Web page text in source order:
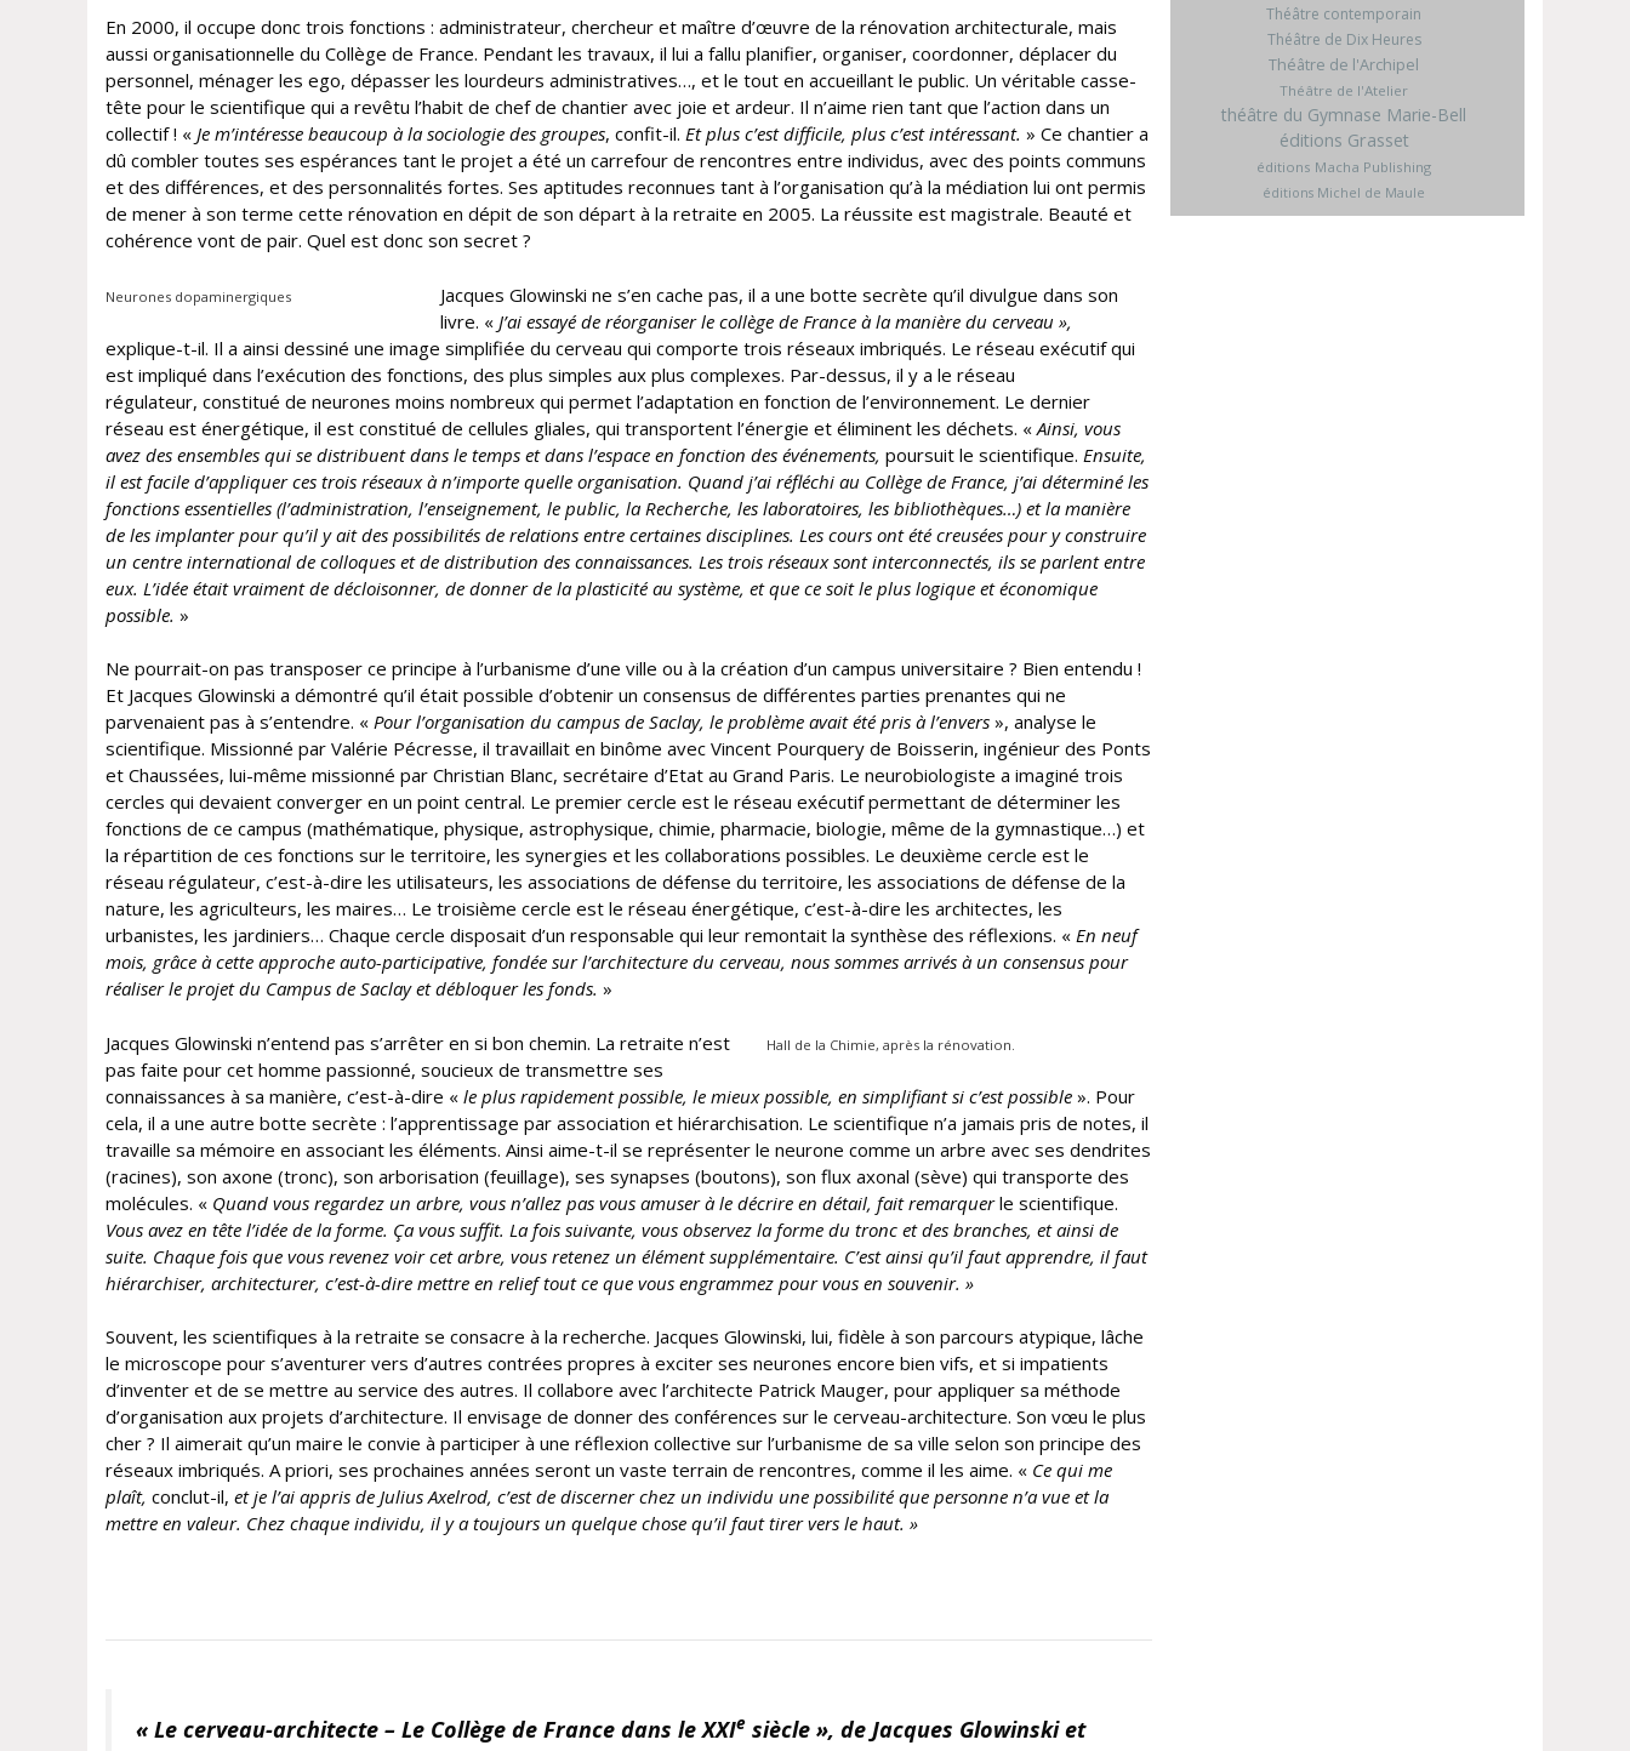
En 2000, il occupe donc trois fonctions : administrateur, chercheur et maître d’œuvre de la rénovation architecturale, mais
aussi organisationnelle du Collège de France. Pendant les travaux, il lui a fallu planifier, organiser, coordonner, déplacer du
personnel, ménager les ego, dépasser les lourdeurs administratives…, et le tout en accueillant le public. Un véritable casse-
tête pour le scientifique qui a revêtu l’habit de chef de chantier avec joie et ardeur. Il n’aime rien tant que l’action dans un
collectif ! « Je m’intéresse beaucoup à la sociologie des groupes, confit-il. Et plus c’est difficile, plus c’est intéressant. » Ce chantier a
dû combler toutes ses espérances tant le projet a été un carrefour de rencontres entre individus, avec des points communs
et des différences, et des personnalités fortes. Ses aptitudes reconnues tant à l’organisation qu’à la médiation lui ont permis
de mener à son terme cette rénovation en dépit de son départ à la retraite en 2005. La réussite est magistrale. Beauté et
cohérence vont de pair. Quel est donc son secret ?
Neurones dopaminergiques
Jacques Glowinski ne s’en cache pas, il a une botte secrète qu’il divulgue dans son
livre. « J’ai essayé de réorganiser le collège de France à la manière du cerveau »,
explique-t-il. Il a ainsi dessiné une image simplifiée du cerveau qui comporte trois réseaux imbriqués. Le réseau exécutif qui
est impliqué dans l’exécution des fonctions, des plus simples aux plus complexes. Par-dessus, il y a le réseau
régulateur, constitué de neurones moins nombreux qui permet l’adaptation en fonction de l’environnement. Le dernier
réseau est énergétique, il est constitué de cellules gliales, qui transportent l’énergie et éliminent les déchets. « Ainsi, vous
avez des ensembles qui se distribuent dans le temps et dans l’espace en fonction des événements, poursuit le scientifique. Ensuite,
il est facile d’appliquer ces trois réseaux à n’importe quelle organisation. Quand j’ai réfléchi au Collège de France, j’ai déterminé les
fonctions essentielles (l’administration, l’enseignement, le public, la Recherche, les laboratoires, les bibliothèques…) et la manière
de les implanter pour qu’il y ait des possibilités de relations entre certaines disciplines. Les cours ont été creusées pour y construire
un centre international de colloques et de distribution des connaissances. Les trois réseaux sont interconnectés, ils se parlent entre
eux. L’idée était vraiment de décloisonner, de donner de la plasticité au système, et que ce soit le plus logique et économique
possible. »
Ne pourrait-on pas transposer ce principe à l’urbanisme d’une ville ou à la création d’un campus universitaire ? Bien entendu !
Et Jacques Glowinski a démontré qu’il était possible d’obtenir un consensus de différentes parties prenantes qui ne
parvenaient pas à s’entendre. « Pour l’organisation du campus de Saclay, le problème avait été pris à l’envers », analyse le
scientifique. Missionné par Valérie Pécresse, il travaillait en binôme avec Vincent Pourquery de Boisserin, ingénieur des Ponts
et Chaussées, lui-même missionné par Christian Blanc, secrétaire d’Etat au Grand Paris. Le neurobiologiste a imaginé trois
cercles qui devaient converger en un point central. Le premier cercle est le réseau exécutif permettant de déterminer les
fonctions de ce campus (mathématique, physique, astrophysique, chimie, pharmacie, biologie, même de la gymnastique…) et
la répartition de ces fonctions sur le territoire, les synergies et les collaborations possibles. Le deuxième cercle est le
réseau régulateur, c’est-à-dire les utilisateurs, les associations de défense du territoire, les associations de défense de la
nature, les agriculteurs, les maires… Le troisième cercle est le réseau énergétique, c’est-à-dire les architectes, les
urbanistes, les jardiniers… Chaque cercle disposait d’un responsable qui leur remontait la synthèse des réflexions. « En neuf
mois, grâce à cette approche auto-participative, fondée sur l’architecture du cerveau, nous sommes arrivés à un consensus pour
réaliser le projet du Campus de Saclay et débloquer les fonds. »
Hall de la Chimie, après la rénovation.
Jacques Glowinski n’entend pas s’arrêter en si bon chemin. La retraite n’est
pas faite pour cet homme passionné, soucieux de transmettre ses
connaissances à sa manière, c’est-à-dire « le plus rapidement possible, le mieux possible, en simplifiant si c’est possible ». Pour
cela, il a une autre botte secrète : l’apprentissage par association et hiérarchisation. Le scientifique n’a jamais pris de notes, il
travaille sa mémoire en associant les éléments. Ainsi aime-t-il se représenter le neurone comme un arbre avec ses dendrites
(racines), son axone (tronc), son arborisation (feuillage), ses synapses (boutons), son flux axonal (sève) qui transporte des
molécules. « Quand vous regardez un arbre, vous n’allez pas vous amuser à le décrire en détail, fait remarquerle scientifique.
Vous avez en tête l’idée de la forme. Ça vous suffit. La fois suivante, vous observez la forme du tronc et des branches, et ainsi de
suite. Chaque fois que vous revenez voir cet arbre, vous retenez un élément supplémentaire. C’est ainsi qu’il faut apprendre, il faut
hiérarchiser, architecturer, c’est-à-dire mettre en relief tout ce que vous engrammez pour vous en souvenir. »
Souvent, les scientifiques à la retraite se consacre à la recherche. Jacques Glowinski, lui, fidèle à son parcours atypique, lâche
le microscope pour s’aventurer vers d’autres contrées propres à exciter ses neurones encore bien vifs, et si impatients
d’inventer et de se mettre au service des autres. Il collabore avec l’architecte Patrick Mauger, pour appliquer sa méthode
d’organisation aux projets d’architecture. Il envisage de donner des conférences sur le cerveau-architecture. Son vœu le plus
cher ? Il aimerait qu’un maire le convie à participer à une réflexion collective sur l’urbanisme de sa ville selon son principe des
réseaux imbriqués. A priori, ses prochaines années seront un vaste terrain de rencontres, comme il les aime. « Ce qui me
plaît, conclut-il, et je l’ai appris de Julius Axelrod, c’est de discerner chez un individu une possibilité que personne n’a vue et la
mettre en valeur. Chez chaque individu, il y a toujours un quelque chose qu’il faut tirer vers le haut. »
« Le cerveau-architecte – Le Collège de France dans le XXIe siècle », de Jacques Glowinski et
Théâtre contemporain
Théâtre de Dix Heures
Théâtre de l'Archipel
Théâtre de l'Atelier
théâtre du Gymnase Marie-Bell
éditions Grasset
éditions Macha Publishing
éditions Michel de Maule